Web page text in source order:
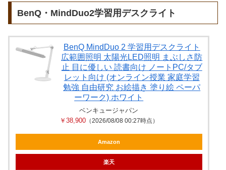
BenQ・MindDuo2学習用デスクライト
BenQ MindDuo 2 学習用デスクライト
広範囲照明 太陽光LED照明 まぶしさ防
止 目に優しい 読書向け ノートPC/タブ
レット向け (オンライン授業 家庭学習
勉強 自由研究 お絵描き 塗り絵 ペーパ
ーワーク) ホワイト
ベンキュージャパン
￥38,900（2026/08/08 00:27時点）
Amazon
楽天